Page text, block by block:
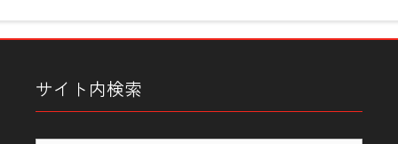
サイト内検索